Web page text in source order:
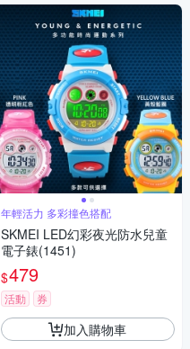
年輕活力 多彩撞色搭配
SKMEI LED幻彩夜光防水兒童
電子錶(1451)
$479
活動 券
加入購物車